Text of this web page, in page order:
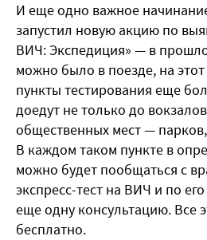
И еще одно важное
запустил новую акцию по
ВИЧ: Экспедиция» — в
можно было в поезде, на
пункты тестирования еще
доедут не только до
общественных мест —
В каждом таком пункте в
можно будет пообщаться с
экспресс-тест на ВИЧ и по
еще одну консультацию. Все
бесплатно.